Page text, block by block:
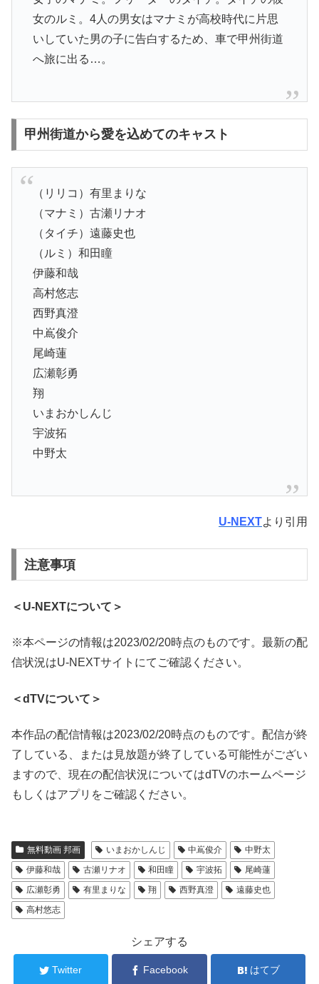
女のルミ。4人の男女はマナミが高校時代に片思
いしていた男の子に告白するため、車で甲州街道
へ旅に出る…。
甲州街道から愛を込めてのキャスト
（リリコ）有里まりな
（マナミ）古瀬リナオ
（タイチ）遠藤史也
（ルミ）和田瞳
伊藤和哉
高村悠志
西野真澄
中嶌俊介
尾崎蓮
広瀬彰勇
翔
いまおかしんじ
宇波拓
中野太
U-NEXTより引用
注意事項
＜U-NEXTについて＞
※本ページの情報は2023/02/20時点のものです。最新の配
信状況はU-NEXTサイトにてご確認ください。
＜dTVについて＞
本作品の配信情報は2023/02/20時点のものです。配信が終
了している、または見放題が終了している可能性がござい
ますので、現在の配信状況についてはdTVのホームページ
もしくはアプリをご確認ください。
無料動画 邦画 いまおかしんじ 中嶌俊介
中野太
伊藤和哉
古瀬リナオ 和田瞳 宇波拓
尾崎蓮
広瀬彰勇
有里まりな 翔 西野真澄
遠藤史也
高村悠志
シェアする
Twitter Facebook はてブ